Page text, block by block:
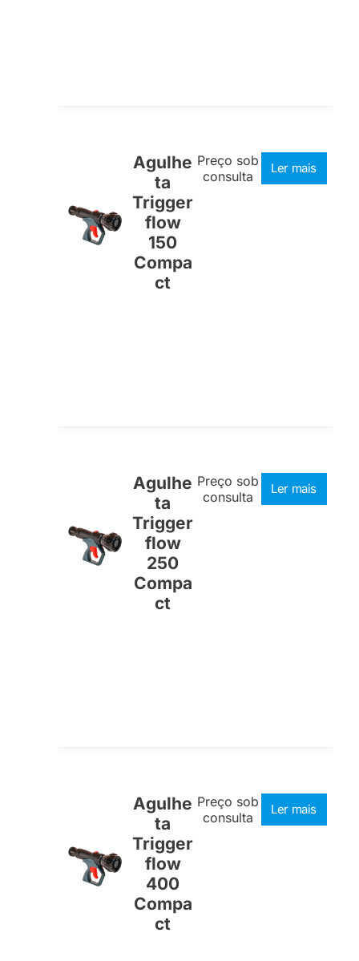
Agulhe
ta
Trigger
flow
150
Compa
ct
Preço sob
consulta
Ler mais
Agulhe
ta
Trigger
flow
250
Compa
ct
Preço sob
consulta
Ler mais
Agulhe
ta
Trigger
flow
400
Compa
ct
Preço sob
consulta
Ler mais